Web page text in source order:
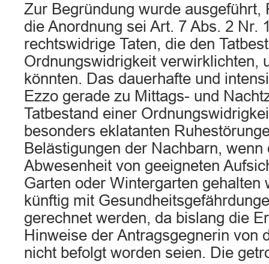
Zur Begründung wurde ausgeführt,
die Anordnung sei Art. 7 Abs. 2 Nr.
rechtswidrige Taten, die den
Ordnungswidrigkeit verwirklichten,
könnten. Das dauerhafte und
Ezzo gerade zu Mittags- und
Tatbestand einer
besonders eklatanten
Belästigungen der Nachbarn, wenn
Abwesenheit von geeigneten
Garten oder Wintergarten gehalten
künftig mit
gerechnet werden, da bislang die
Hinweise der Antragsgegnerin von
nicht befolgt worden seien. Die